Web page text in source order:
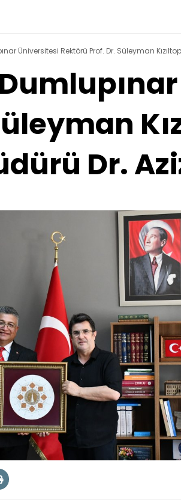
Üniversitesi Rektörü Prof. Dr. Süleyman
Dr.